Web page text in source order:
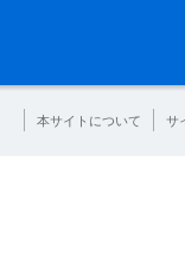
本サイトについて サ